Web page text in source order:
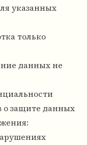
указанных
только
данных не
о защите данных